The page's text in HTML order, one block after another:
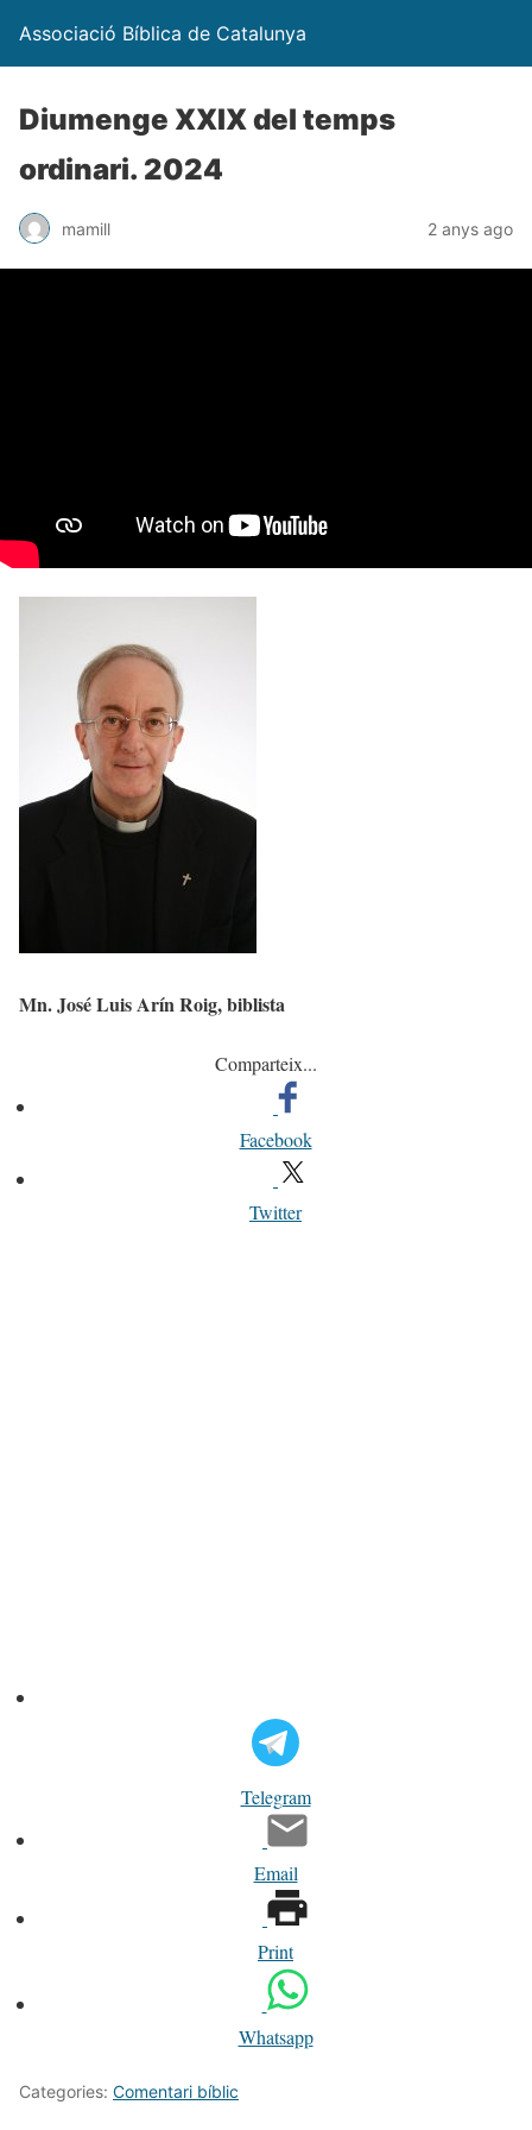
Associació Bíblica de Catalunya
Diumenge XXIX del temps
ordinari. 2024
mamill 2 anys ago
Mn. José Luis Arín Roig, biblista
Comparteix...
Facebook
Twitter
Telegram
Email
Print
Whatsapp
Categories: Comentari bíblic